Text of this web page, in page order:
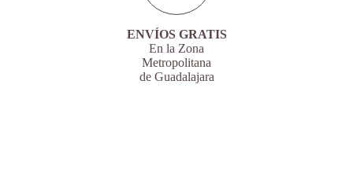
ENVÍOS GRATIS
En la Zona
Metropolitana
de Guadalajara